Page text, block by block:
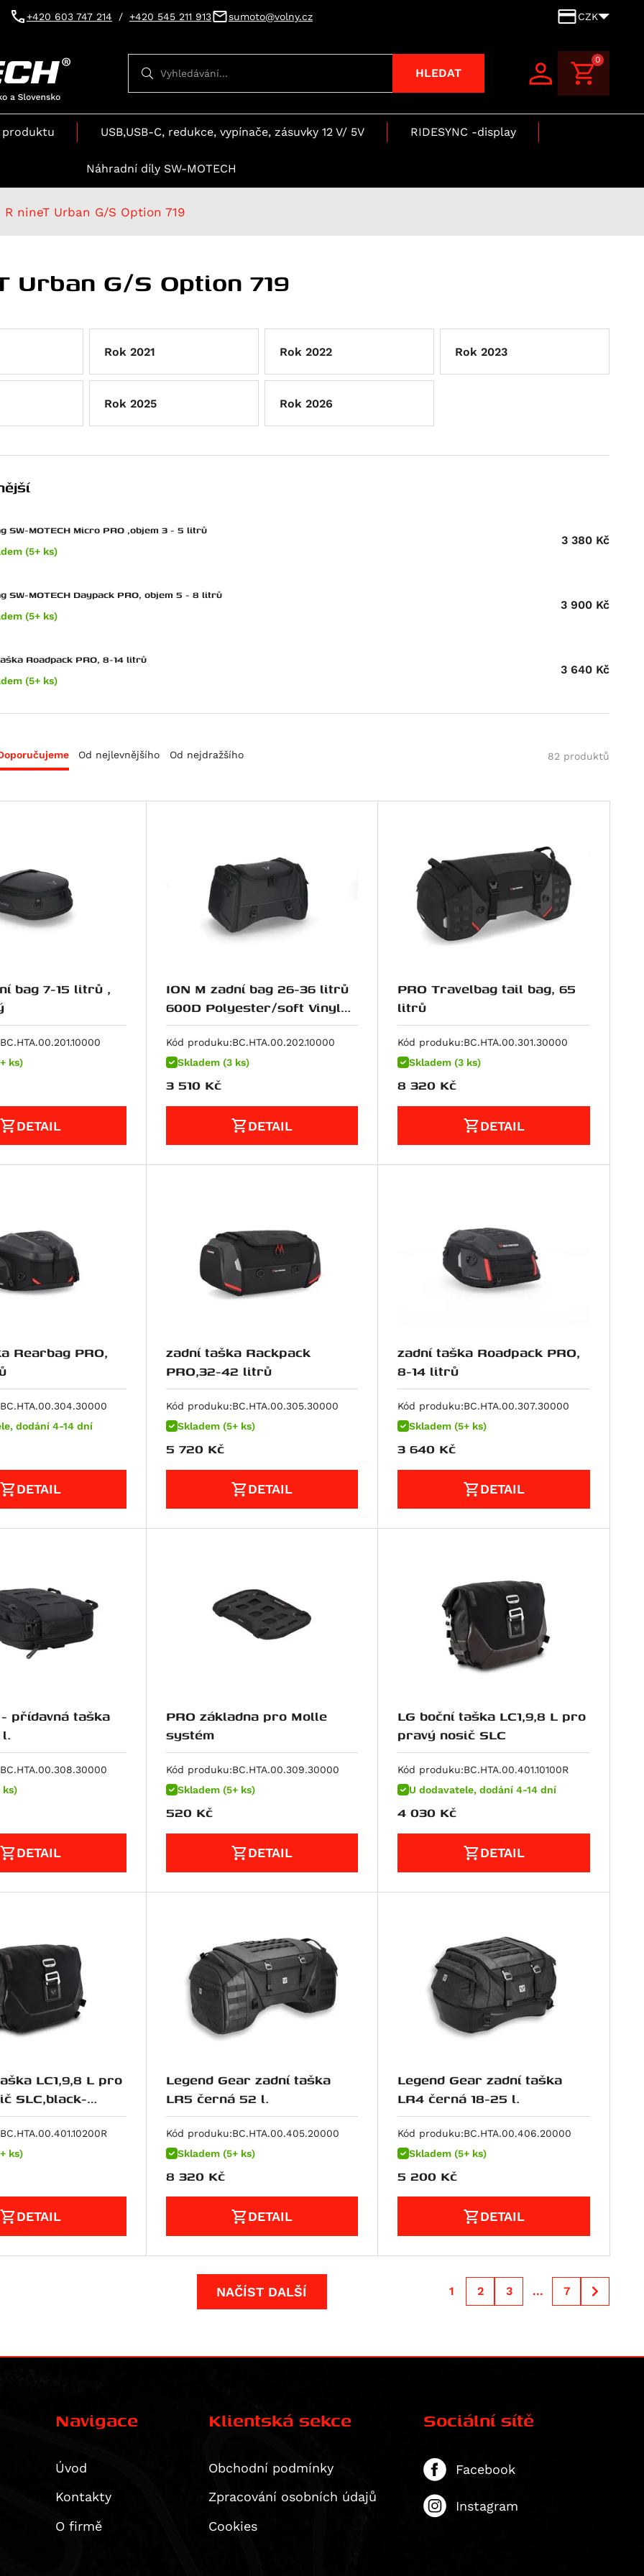
+420 603 747 214 / +420 545 211 913 sumoto@volny.cz CZK
Vyhledávání
HLEDAT
0
USB,USB-C, redukce, vypínače, zásuvky 12 V/ 5V RIDESYNC -display
Náhradní díly SW-MOTECH
R nineT Urban G/S Option 719
Urban G/S Option 719
Rok 2021 Rok 2022 Rok 2023
Rok 2025 Rok 2026
SW-MOTECH Micro PRO ,objem 3 - 5 litrů
(5+ ks)
3 380 Kč
SW-MOTECH Daypack PRO, objem 5 - 8 litrů
(5+ ks)
3 900 Kč
Roadpack PRO, 8-14 litrů
(5+ ks)
3 640 Kč
Od nejlevnějšího Od nejdražšího 82 produktů
ks)
bag 7-15 litrů ,
BC.HTA.00.201.10000
DETAIL
Skladem (3 ks)
ION M zadní bag 26-36 litrů
600D Polyester/soft Vinyl
poruhový
Kód produku:BC.HTA.00.202.10000
3 510 Kč
DETAIL
Skladem (3 ks)
PRO Travelbag tail bag, 65
litrů
Kód produku:BC.HTA.00.301.30000
8 320 Kč
DETAIL
dodání 4-14 dní
Rearbag PRO,
BC.HTA.00.304.30000
DETAIL
Skladem (5+ ks)
zadní taška Rackpack
PRO,32-42 litrů
Kód produku:BC.HTA.00.305.30000
5 720 Kč
DETAIL
Skladem (5+ ks)
zadní taška Roadpack PRO,
8-14 litrů
Kód produku:BC.HTA.00.307.30000
3 640 Kč
DETAIL
ks)
přídavná taška
BC.HTA.00.308.30000
DETAIL
Skladem (5+ ks)
PRO základna pro Molle
systém
Kód produku:BC.HTA.00.309.30000
520 Kč
DETAIL
U dodavatele, dodání 4-14 dní
LG boční taška LC1,9,8 L pro
pravý nosič SLC
Kód produku:BC.HTA.00.401.10100R
4 030 Kč
DETAIL
ks)
LC1,9,8 L pro
SLC,black-
BC.HTA.00.401.10200R
DETAIL
Skladem (5+ ks)
Legend Gear zadní taška
LR5 černá 52 l.
Kód produku:BC.HTA.00.405.20000
8 320 Kč
DETAIL
Skladem (5+ ks)
Legend Gear zadní taška
LR4 černá 18-25 l.
Kód produku:BC.HTA.00.406.20000
5 200 Kč
DETAIL
NAČÍST DALŠÍ 1 2 3 ... 7
Navigace
Úvod
Kontakty
O firmě
Klientská sekce
Obchodní podmínky
Zpracování osobních údajů
Cookies
Sociální sítě
Facebook
Instagram